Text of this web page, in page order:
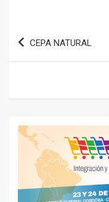
Navegación
CEPA NATURAL